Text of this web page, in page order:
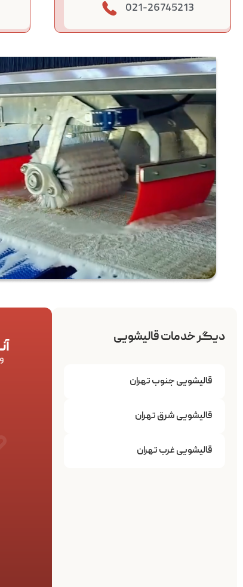
021-26745213
دیگر خدمات قالیشویی
قالیشویی جنوب تهران
قالیشویی شرق تهران
قالیشویی غرب تهران